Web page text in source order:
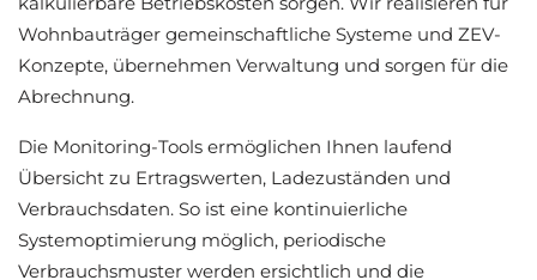
Wohnbauträger gemeinschaftliche Systeme und ZEV-
Konzepte, übernehmen Verwaltung und sorgen für die
Abrechnung.
Die Monitoring-Tools ermöglichen Ihnen laufend
Übersicht zu Ertragswerten, Ladezuständen und
Verbrauchsdaten. So ist eine kontinuierliche
Systemoptimierung möglich, periodische
Verbrauchsmuster werden ersichtlich und die